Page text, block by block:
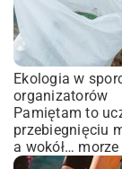
Ekologia w
organizatorów
Pamiętam to
przebiegnięciu
a wokół…